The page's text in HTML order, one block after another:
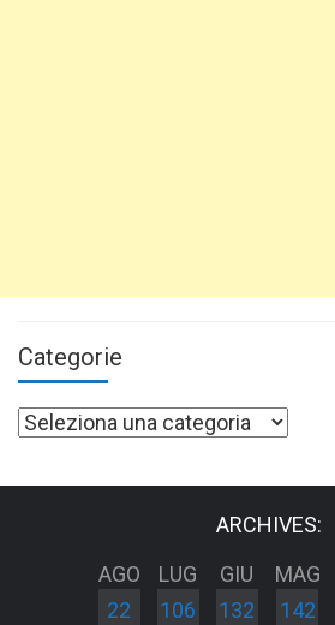
Categorie
Categorie
ARCHIVES:
AGO
22
LUG
106
GIU
132
MAG
142